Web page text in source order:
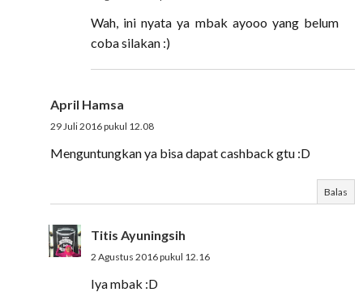
Wah, ini nyata ya mbak ayooo yang belum
coba silakan :)
April Hamsa
29 Juli 2016 pukul 12.08
Menguntungkan ya bisa dapat cashback gtu :D
Balas
Titis Ayuningsih
2 Agustus 2016 pukul 12.16
Iya mbak :D